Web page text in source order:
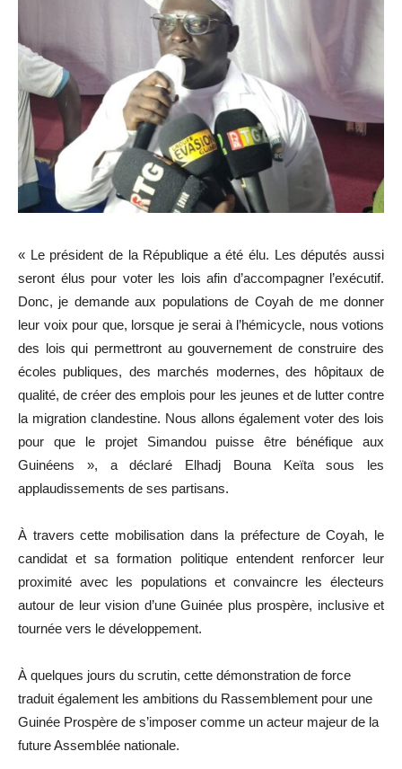
« Le président de la République a été élu. Les députés aussi
seront élus pour voter les lois afin d’accompagner l’exécutif.
Donc, je demande aux populations de Coyah de me donner
leur voix pour que, lorsque je serai à l’hémicycle, nous votions
des lois qui permettront au gouvernement de construire des
écoles publiques, des marchés modernes, des hôpitaux de
qualité, de créer des emplois pour les jeunes et de lutter contre
la migration clandestine. Nous allons également voter des lois
pour que le projet Simandou puisse être bénéfique aux
Guinéens », a déclaré Elhadj Bouna Keïta sous les
applaudissements de ses partisans.
À travers cette mobilisation dans la préfecture de Coyah, le
candidat et sa formation politique entendent renforcer leur
proximité avec les populations et convaincre les électeurs
autour de leur vision d’une Guinée plus prospère, inclusive et
tournée vers le développement.
À quelques jours du scrutin, cette démonstration de force
traduit également les ambitions du Rassemblement pour une
Guinée Prospère de s’imposer comme un acteur majeur de la
future Assemblée nationale.